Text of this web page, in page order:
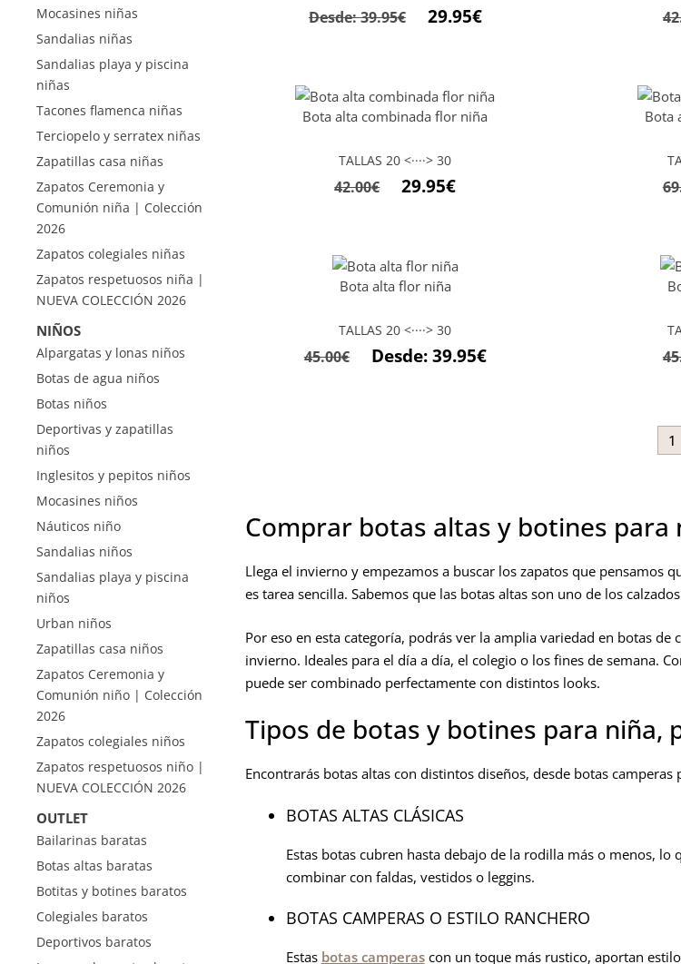
Desde:39.95€ 29.95€
Bota alta combinada flor niña
TALLAS 20 <····> 30
42.00€ 29.95€
Bota
Bota alta flor niña
TALLAS 20 <····> 30
45.00€ Desde:39.95€
1
Comprar botas altas y botines para
Llega el invierno y empezamos a buscar los zapatos que pensamos
es tarea sencilla. Sabemos que las botas altas son uno de los
Por eso en esta categoría, podrás ver la amplia variedad en botas
invierno. Ideales para el día a día, el colegio o los fines de semana.
puede ser combinado perfectamente con distintos looks.
Tipos de botas y botines para niña,
Encontrarás botas altas con distintos diseños, desde botas
BOTAS ALTAS CLÁSICAS
Estas botas cubren hasta debajo de la rodilla más o menos,
combinar con faldas, vestidos o leggins.
BOTAS CAMPERAS O ESTILO RANCHERO
Estas botas camperascon un toque más rustico, aportan
Mocasines niñas
Sandalias niñas
Sandalias playa y piscina
niñas
Tacones flamenca niñas
Terciopelo y serratex niñas
Zapatillas casa niñas
Zapatos Ceremonia y
Comunión niña | Colección
2026
Zapatos colegiales niñas
Zapatos respetuosos niña |
NUEVA COLECCIÓN 2026
NIÑOS
Alpargatas y lonas niños
Botas de agua niños
Botas niños
Deportivas y zapatillas
niños
Inglesitos y pepitos niños
Mocasines niños
Náuticos niño
Sandalias niños
Sandalias playa y piscina
niños
Urban niños
Zapatillas casa niños
Zapatos Ceremonia y
Comunión niño | Colección
2026
Zapatos colegiales niños
Zapatos respetuosos niño |
NUEVA COLECCIÓN 2026
OUTLET
Bailarinas baratas
Botas altas baratas
Botitas y botines baratos
Colegiales baratos
Deportivos baratos